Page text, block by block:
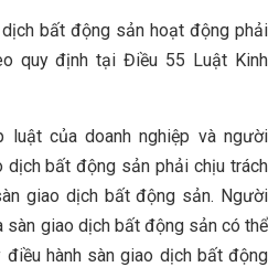
bất động sản hoạt động phải
quy định tại Điều 55 Luật Kinh
luật của doanh nghiệp và người
dịch bất động sản phải chịu trách
giao dịch bất động sản. Người
sàn giao dịch bất động sản có thể
hành sàn giao dịch bất động